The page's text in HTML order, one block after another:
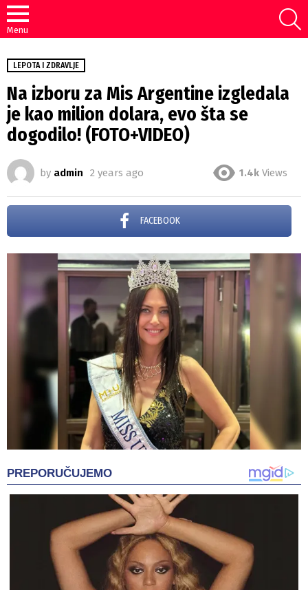
Menu
LEPOTA I ZDRAVLJE
Na izboru za Mis Argentine izgledala
je kao milion dolara, evo šta se
dogodilo! (FOTO+VIDEO)
by admin 2 years ago 1.4k Views
FACEBOOK